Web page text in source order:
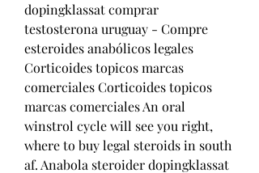
dopingklassat comprar
testosterona uruguay - Compre
esteroides anabólicos legales
Corticoides topicos marcas
comerciales Corticoides topicos
marcas comerciales An oral
winstrol cycle will see you right,
where to buy legal steroids in south
af. Anabola steroider dopingklassat